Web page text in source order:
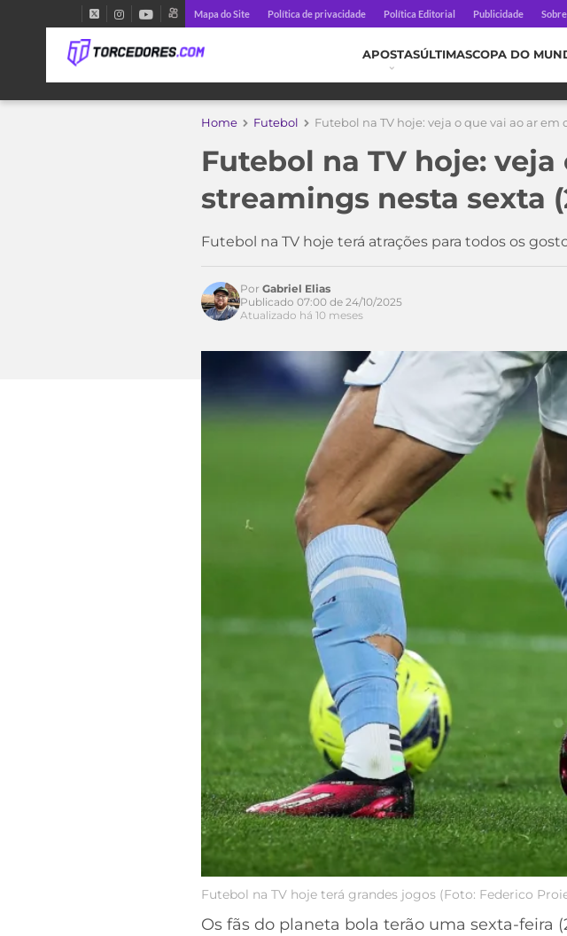
Mapa do Site Política de privacidade Política Editorial Publicidade Sobre
APOSTASÚLTIMASCOPA DO
Home Futebol Futebol na TV hoje: veja o que vai ao ar em
Futebol na TV hoje:
streamings nesta sexta
Futebol na TV hoje terá atrações para todos os
Por Gabriel Elias
Publicado 07:00 de 24/10/2025
Atualizado há 10 meses
Futebol na TV hoje terá grandes jogos (Foto: Federico
Os fãs do planeta bola terão uma sexta-feira